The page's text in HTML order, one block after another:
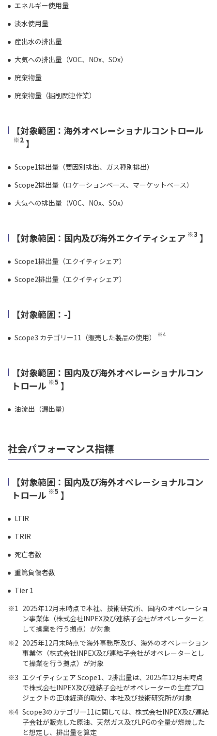
エネルギー使用量
淡水使用量
産出水の排出量
大気への排出量（VOC、NOx、SOx）
廃棄物量
廃棄物量（掘削関連作業）
【対象範囲：海外オペレーショナルコントロール
※2 】
Scope1排出量（要因別排出、ガス種別排出）
Scope2排出量（ロケーションベース、マーケットベース）
大気への排出量（VOC、NOx、SOx）
【対象範囲：国内及び海外エクイティシェア ※3 】
Scope1排出量（エクイティシェア）
Scope2排出量（エクイティシェア）
【対象範囲：-】
Scope3 カテゴリー11（販売した製品の使用） ※4
【対象範囲：国内及び海外オペレーショナルコン
トロール ※5 】
油流出（漏出量）
社会パフォーマンス指標
【対象範囲：国内及び海外オペレーショナルコン
トロール ※5 】
LTIR
TRIR
死亡者数
重篤負傷者数
Tier 1
※1 2025年12月末時点で本社、技術研究所、国内のオペレーショ
ン事業体（株式会社INPEX及び連結子会社がオペレーターと
して操業を行う拠点）が対象
※2 2025年12月末時点で海外事務所及び、海外のオペレーション
事業体（株式会社INPEX及び連結子会社がオペレーターとし
て操業を行う拠点）が対象
※3 エクイティシェア Scope1、2排出量は、2025年12月末時点
で株式会社INPEX及び連結子会社がオペレーターの生産プロ
ジェクトの正味経済的取分、本社及び技術研究所が対象
※4 Scope3のカテゴリー11に関しては、株式会社INPEX及び連結
子会社が販売した原油、天然ガス及びLPGの全量が燃焼した
と想定し、排出量を算定